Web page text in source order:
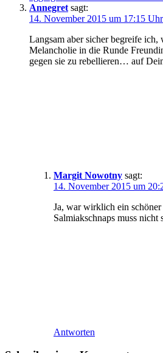
Annegret sagt:
14. November 2015 um 17:15 Uhr
Langsam aber sicher begreife
Melancholie in die Runde
gegen sie zu rebellieren… auf
Margit Nowotny sagt:
14. November 2015 um
Ja, war wirklich ein
Salmiakschnaps muss
Antworten